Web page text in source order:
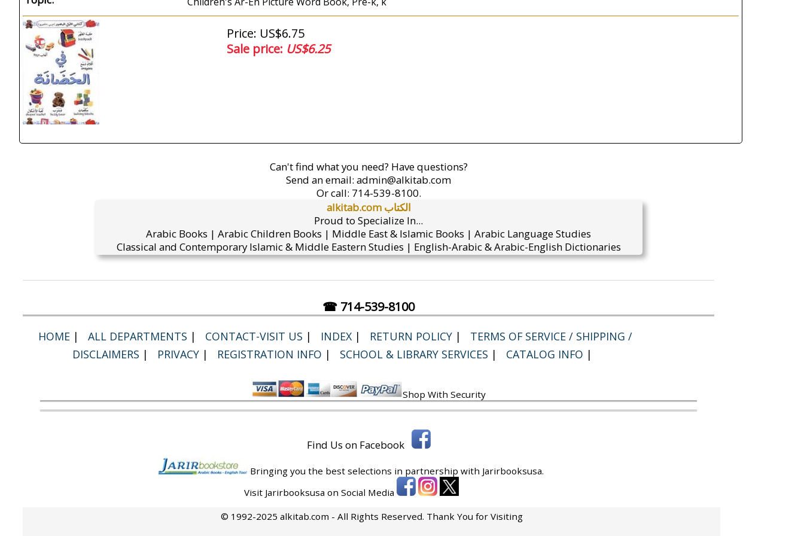
Price: US$6.75
Sale price: US$6.25
Can't find what you need? Have questions?
Send an email: admin@alkitab.com
Or call: 714-539-8100.
alkitab.com الكتاب
Proud to Specialize In...
Arabic Books | Arabic Children Books | Middle East & Islamic Books | Arabic Language Studies
Classical and Contemporary Islamic & Middle Eastern Studies | English-Arabic & Arabic-English Dictionaries
☎ 714-539-8100
HOME | ALL DEPARTMENTS | CONTACT-VISIT US | INDEX | RETURN POLICY |
TERMS OF SERVICE / SHIPPING /
DISCLAIMERS | PRIVACY | REGISTRATION INFO | SCHOOL & LIBRARY SERVICES | CATALOG INFO |
Shop With Security
Find Us on Facebook
Bringing you the best selections in partnership with Jarirbooksusa.
Visit Jarirbooksusa on Social Media
© 1992-2025 alkitab.com - All Rights Reserved. Thank You for Visiting